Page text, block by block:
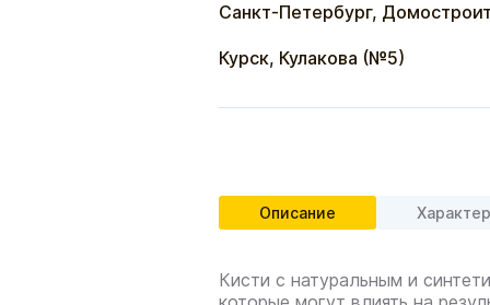
Санкт-Петербург,
Курск, Кулакова (№5)
Описание
Кисти с натуральным и